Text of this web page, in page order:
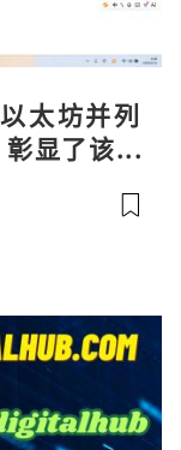
太坊并列
显了该网
性与渗透
大规模操